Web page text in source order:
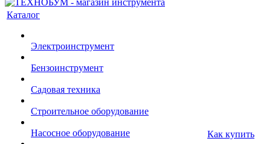
Каталог
Электроинструмент
Бензоинструмент
Садовая техника
Строительное оборудование
Насосное оборудование
Как купить